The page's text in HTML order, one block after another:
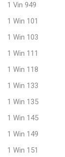
1 Vin 949
1 Win 101
1 Win 103
1 Win 111
1 Win 118
1 Win 133
1 Win 135
1 Win 145
1 Win 149
1 Win 151